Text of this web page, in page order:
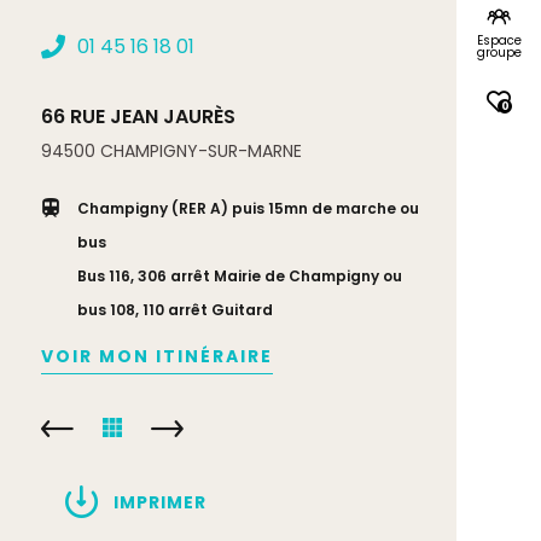
Espace
groupe
0
01 45 16 18 01
66 RUE JEAN JAURÈS
94500 CHAMPIGNY-SUR-MARNE
Champigny (RER A) puis 15mn de marche ou
bus
Bus 116, 306 arrêt Mairie de Champigny ou
bus 108, 110 arrêt Guitard
VOIR MON ITINÉRAIRE
IMPRIMER